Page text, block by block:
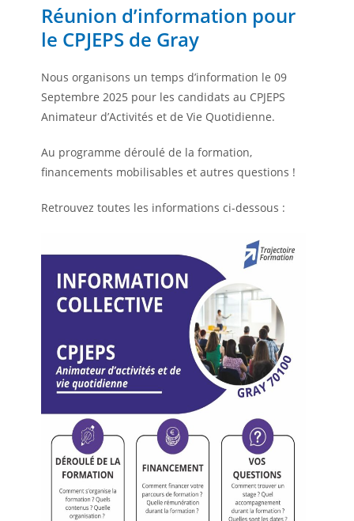
Réunion d’information pour
le CPJEPS de Gray
Nous organisons un temps d’information le 09
Septembre 2025 pour les candidats au CPJEPS
Animateur d’Activités et de Vie Quotidienne.
Au programme déroulé de la formation,
financements mobilisables et autres questions !
Retrouvez toutes les informations ci-dessous :